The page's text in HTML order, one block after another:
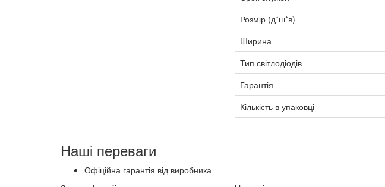
Розмір (д*ш*в)
Ширина
Тип світлодіодів
Гарантія
Кількість в упаковці
Наші переваги
Офіційна гарантія від виробника